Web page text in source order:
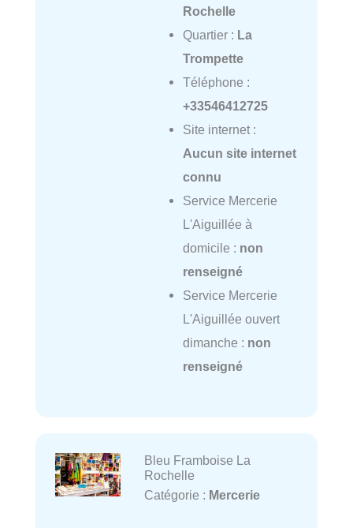
Rochelle
Quartier : La
Trompette
Téléphone :
+33546412725
Site internet :
Aucun site internet
connu
Service Mercerie
L'Aiguillée à
domicile : non
renseigné
Service Mercerie
L'Aiguillée ouvert
dimanche : non
renseigné
Bleu Framboise La
Rochelle
Catégorie : Mercerie